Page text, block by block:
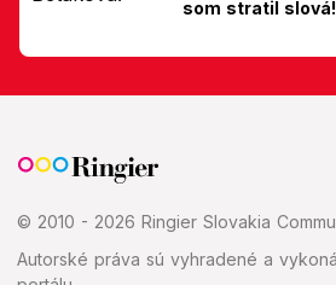
som stratil slová!
© 2010 - 2026 Ringier Slovakia
Autorské práva sú vyhradené a